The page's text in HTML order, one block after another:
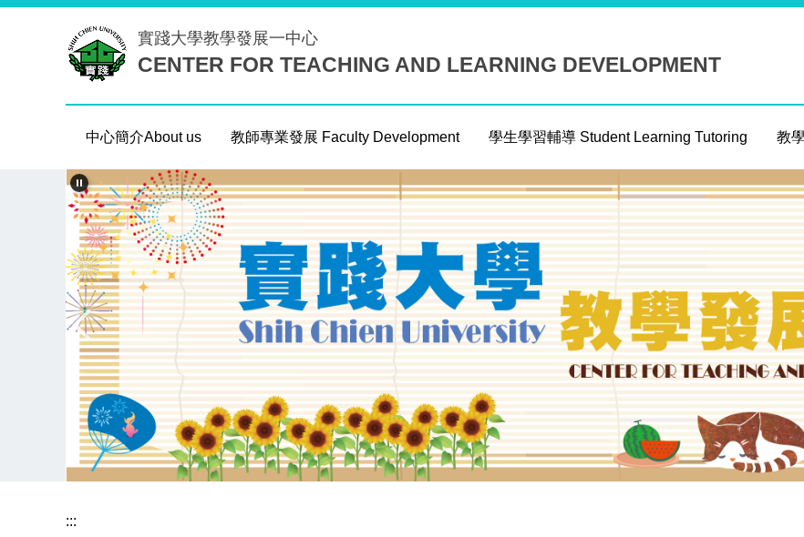
實踐大學教學發展一中心
CENTER FOR TEACHING AND LEARNING DEVELOPMENT
中心簡介About us 教師專業發展 Faculty Development 學生學習輔導 Student Learning Tutoring 教
實踐大學教學發展一中心
:::